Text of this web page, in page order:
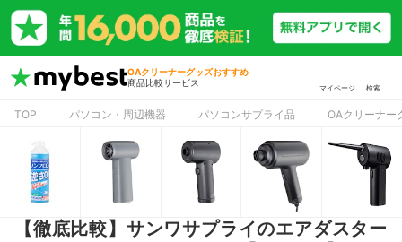
OAクリーナーグッズおすすめ
商品比較サービス
マイページ 検索
TOP パソコン・周辺機器 パソコンサプライ品 OAクリーナー
【徹底比較】サンワサプライのエアダスター